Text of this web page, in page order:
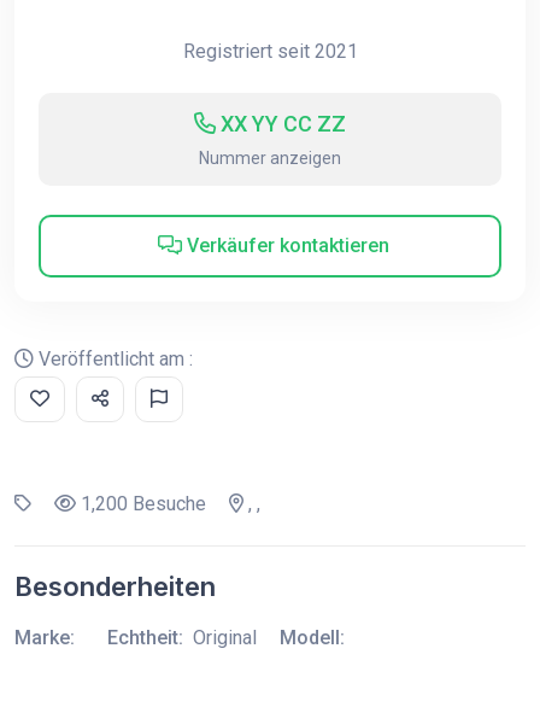
Registriert seit 2021
XX YY CC ZZ
Nummer anzeigen
Verkäufer kontaktieren
Veröffentlicht am :
1,200 Besuche , ,
Besonderheiten
Marke: Echtheit: Original Modell: